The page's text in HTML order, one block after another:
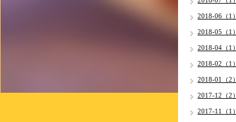
2018-06（1）
2018-05（1）
2018-04（1）
2018-02（1）
2018-01（2）
2017-12（2）
2017-11（1）